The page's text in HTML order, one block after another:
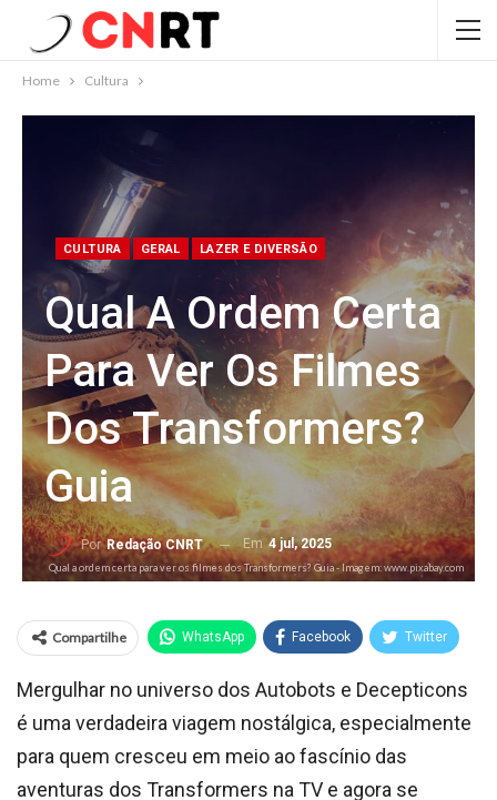
Home Cultura
CULTURA GERAL LAZER E DIVERSÃO
Qual A Ordem Certa
Para Ver Os Filmes
Dos Transformers?
Guia
PorRedação CNRT Em 4 jul, 2025
Qual a ordem certa para ver os filmes dos Transformers? Guia - Imagem: www.pixabay.com
Compartilhe WhatsApp Facebook Twitter
Mergulhar no universo dos Autobots e Decepticons
é uma verdadeira viagem nostálgica, especialmente
para quem cresceu em meio ao fascínio das
aventuras dos Transformers na TV e agora se